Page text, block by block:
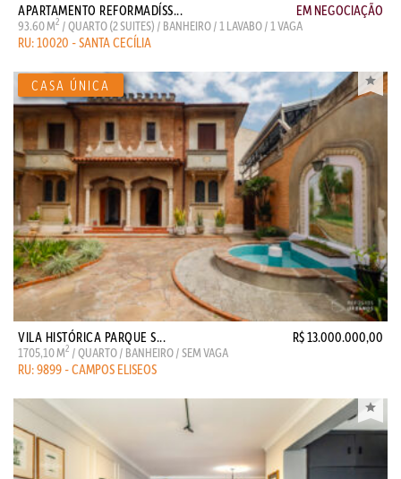
APARTAMENTO REFORMADÍSS... EM NEGOCIAÇÃO
93.60 M2 / QUARTO (2 SUITES) / BANHEIRO / 1 LAVABO / 1 VAGA
RU: 10020 - SANTA CECÍLIA
VILA HISTÓRICA PARQUE S... R$ 13.000.000,00
1705,10 M2 / QUARTO / BANHEIRO / SEM VAGA
RU: 9899 - CAMPOS ELISEOS